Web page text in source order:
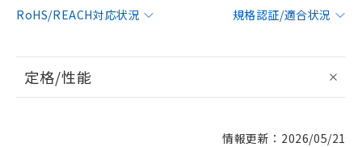
RoHS/REACH対応状況
規格認証/適合状況
定格/性能
情報更新：2026/05/21